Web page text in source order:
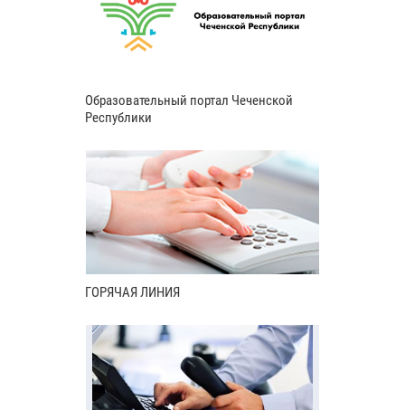
Образовательный портал Чеченской
Республики
ГОРЯЧАЯ ЛИНИЯ